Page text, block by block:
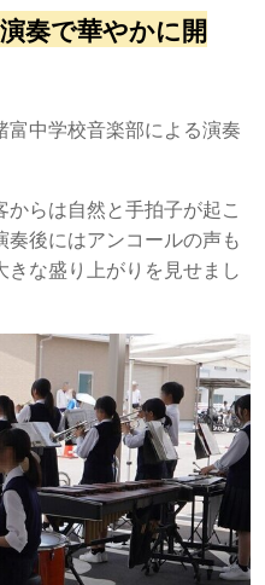
奏で華やかに開
中学校音楽部による演奏
らは自然と手拍子が起こ
後にはアンコールの声も
な盛り上がりを見せまし